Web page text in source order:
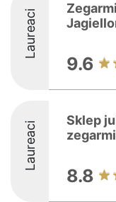
Laureaci
9.6
Laureaci
Sklep
8.8